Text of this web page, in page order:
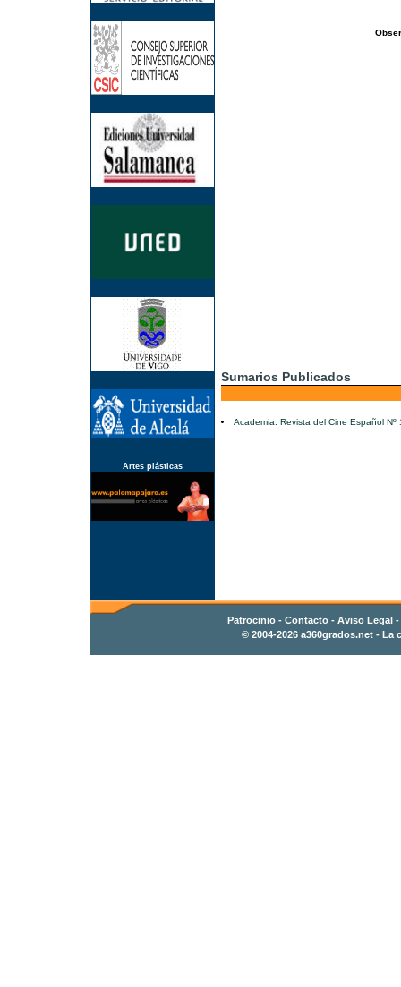
Artes plásticas
Sumarios Publicados
Academia. Revista del Cine Español Nº
Patrocinio- Contacto- Aviso Legal -
© 2004-2026 a360grados.net- La